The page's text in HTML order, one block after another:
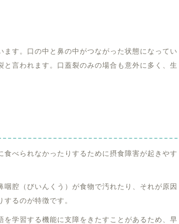
す。口の中と鼻の中がつながった状態になってい
言われます。口蓋裂のみの場合も意外に多く、生
べられなかったりするために摂食障害が起きやす
腔（びいんくう）が食物で汚れたり、それが原因
るのが特徴です。
学習する機能に支障をきたすことがあるため、早